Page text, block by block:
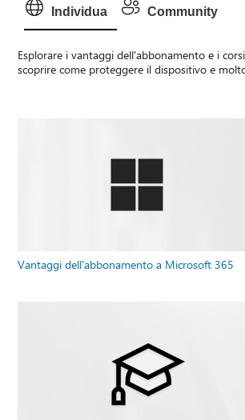
Individua Community
Esplorare i vantaggi dell'abbonamento e i
scoprire come proteggere il dispositivo e
Vantaggi dell'abbonamento a Microsoft 365